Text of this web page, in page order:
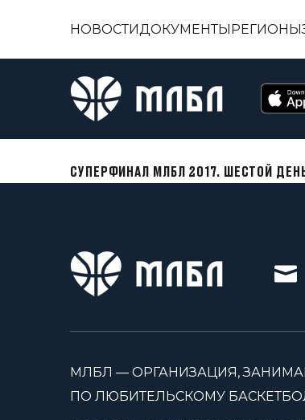
НОВОСТИДОКУМЕНТЫРЕГИОНЫ
СУПЕРФИНАЛ МЛБЛ 2017. ШЕСТОЙ
МЛБЛ — ОРГАНИЗАЦИЯ,
ПО ЛЮБИТЕЛЬСКОМУ